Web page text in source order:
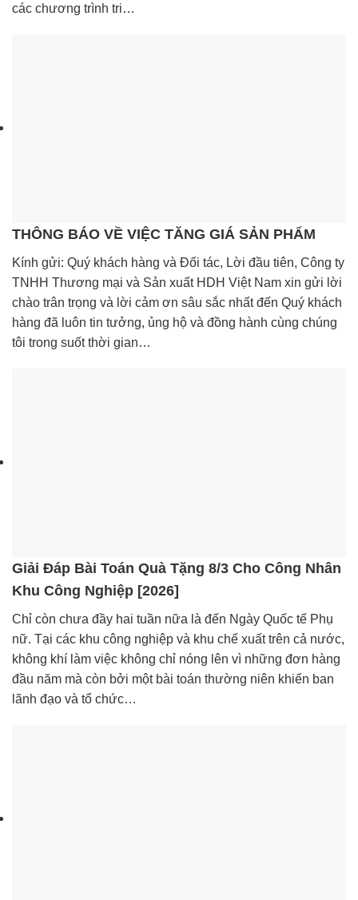
các chương trình tri…
THÔNG BÁO VỀ VIỆC TĂNG GIÁ SẢN PHẨM
Kính gửi: Quý khách hàng và Đối tác, Lời đầu tiên, Công ty
TNHH Thương mại và Sản xuất HDH Việt Nam xin gửi lời
chào trân trọng và lời cảm ơn sâu sắc nhất đến Quý khách
hàng đã luôn tin tưởng, ủng hộ và đồng hành cùng chúng
tôi trong suốt thời gian…
Giải Đáp Bài Toán Quà Tặng 8/3 Cho Công Nhân
Khu Công Nghiệp [2026]
Chỉ còn chưa đầy hai tuần nữa là đến Ngày Quốc tế Phụ
nữ. Tại các khu công nghiệp và khu chế xuất trên cả nước,
không khí làm việc không chỉ nóng lên vì những đơn hàng
đầu năm mà còn bởi một bài toán thường niên khiến ban
lãnh đạo và tổ chức…